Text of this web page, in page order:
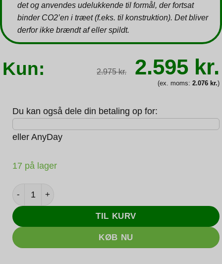
det og anvendes udelukkende til formål, der fortsat
binder CO2’en i træet (f.eks. til konstruktion). Det bliver
derfor ikke brændt af eller spildt.
Kun: 2.975kr. Den
pris
var:
2.595 kr.
(ex. moms: 2.076 kr.)
Du kan også dele din betaling op for:
eller AnyDay
17 på lager
Lenovo ThinkPad T14 G2 - i5-1135g7 2.4GHz - 16GB
TIL KURV
KØB NU